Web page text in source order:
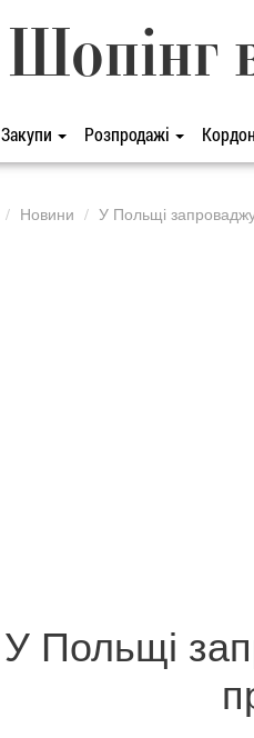
Шопінг
Закупи Розпродажі Кордон
Новини У Польщі
У Польщі